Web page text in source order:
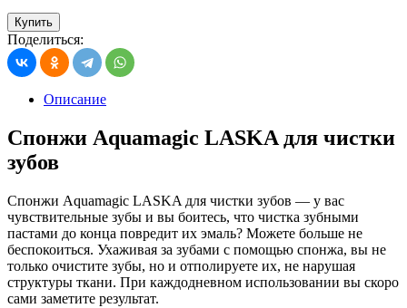
Купить
Поделиться:
Описание
Спонжи Aquamagic LASKA для чистки
зубов
Спонжи Aquamagic LASKA для чистки зубов — у вас
чувствительные зубы и вы боитесь, что чистка зубными
пастами до конца повредит их эмаль? Можете больше не
беспокоиться. Ухаживая за зубами с помощью спонжа, вы не
только очистите зубы, но и отполируете их, не нарушая
структуры ткани. При каждодневном использовании вы скоро
сами заметите результат.